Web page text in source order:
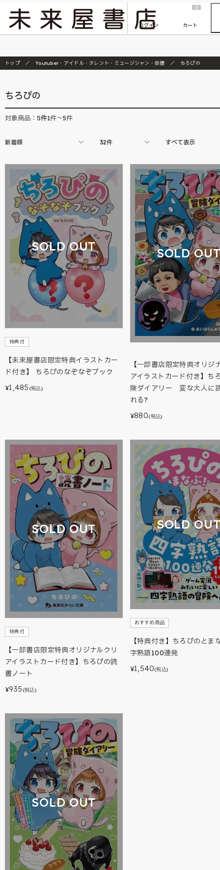
『ONE PIECE magazine 021 ONE PIECEカード付き同梱版』発売延期のご案内
ログイン
0
カート
トップ Youtuber・アイドル・タレント・ミュージシャン・俳優 ちろぴの
ちろぴの
対象商品： 5件1件～5件
新着順 32件 すべて表示
SOLD OUT
特典付
【未来屋書店限定特典イラストカー
ド付き】 ちろぴのなぞなぞブック
¥1,485 (税込)
SOLD
【一部書店限定特典オリジ
アイラストカード付き】ち
険ダイアリー 変な大人に
れる?
¥880(税込)
SOLD OUT
特典付
【一部書店限定特典オリジナルクリ
アイラストカード付き】ちろぴの読
書ノート
¥935 (税込)
SOLD
おすすめ商品
【特典付き】ちろぴのとま
字熟語100連発
¥1,540(税込)
SOLD OUT